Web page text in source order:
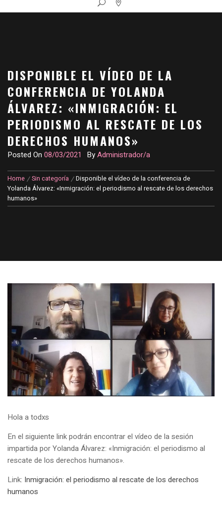
DISPONIBLE EL VÍDEO DE LA
CONFERENCIA DE YOLANDA
ÁLVAREZ: «INMIGRACIÓN: EL
PERIODISMO AL RESCATE DE LOS
DERECHOS HUMANOS»
Posted On 08/03/2021 ByAdministrador/a
Home Sin categoría
Disponible el vídeo de la conferencia de
Yolanda Álvarez: «Inmigración: el periodismo al rescate de los derechos
humanos»
Hola a todxs
En el siguiente link podrán encontrar el vídeo de la sesión
impartida por Yolanda Álvarez: «Inmigración: el periodismo al
rescate de los derechos humanos».
Link: Inmigración: el periodismo al rescate de los derechos
humanos